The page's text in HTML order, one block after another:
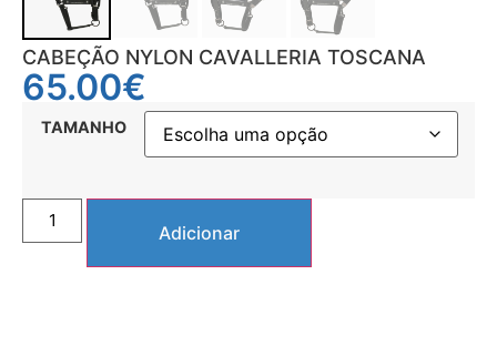
CABEÇÃO NYLON CAVALLERIA TOSCANA
65.00€
TAMANHO
Adicionar